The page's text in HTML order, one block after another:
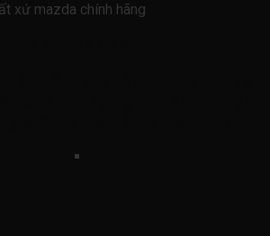
xứ mazda chính hãng